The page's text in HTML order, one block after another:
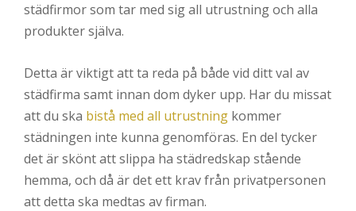
städfirmor som tar med sig all utrustning och alla
produkter själva.
Detta är viktigt att ta reda på både vid ditt val av
städfirma samt innan dom dyker upp. Har du missat
att du ska bistå med all utrustning kommer
städningen inte kunna genomföras. En del tycker
det är skönt att slippa ha städredskap stående
hemma, och då är det ett krav från privatpersonen
att detta ska medtas av firman.